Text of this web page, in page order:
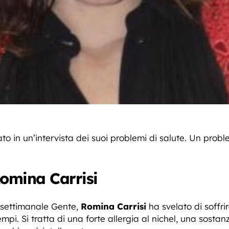
in un’intervista dei suoi problemi di salute. Un
Carrisi
Gente, Romina Carrisi ha svelato di
Si tratta di una forte allergia al nichel, una